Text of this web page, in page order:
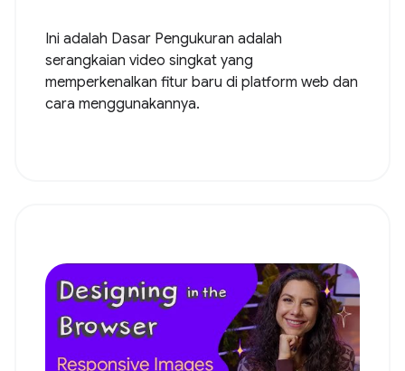
Ini adalah Dasar Pengukuran adalah
serangkaian video singkat yang
memperkenalkan fitur baru di platform web dan
cara menggunakannya.